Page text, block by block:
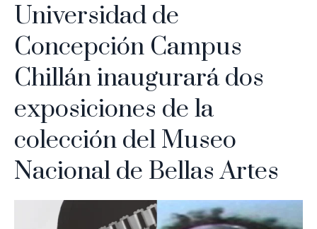
Universidad de
Concepción Campus
Chillán inaugurará dos
exposiciones de la
colección del Museo
Nacional de Bellas Artes